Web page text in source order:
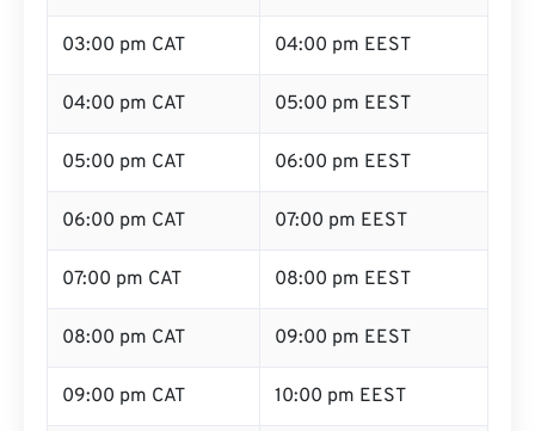
03:00 pm CAT 04:00 pm EEST
04:00 pm CAT 05:00 pm EEST
05:00 pm CAT 06:00 pm EEST
06:00 pm CAT 07:00 pm EEST
07:00 pm CAT 08:00 pm EEST
08:00 pm CAT 09:00 pm EEST
09:00 pm CAT 10:00 pm EEST